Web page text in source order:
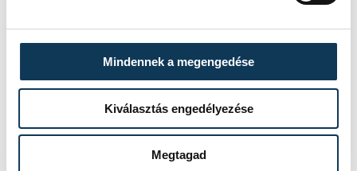
Mindennek a megengedése
Kiválasztás engedélyezése
Megtagad
VENDÉG
BÉKÉSI FKC
IDŐPONT
2026. MÁJUS 9. 18:00
HELYSZÍN
DEVM KÖZHASZNÚ
ALAPÍTVÁNY
SPORTCSARNOK,
VESZPRÉM
EREDMÉNY
23-34